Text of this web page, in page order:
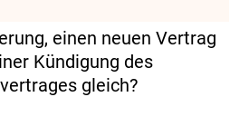
einen neuen Vertrag
Kündigung des
gleich?